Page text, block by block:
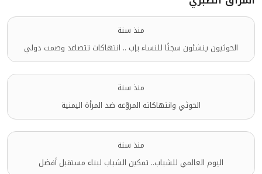
منذ سنة
الحوثيون ينشئون سجنًا للنساء بإب .. انتهاكات تتصاعد وصمت دولي
منذ سنة
الحوثي وانتهاكاته المروّعه ضد المرأة اليمنية
منذ سنة
اليوم العالمي للشباب.. تمكين الشباب لبناء مستقبل أفضل